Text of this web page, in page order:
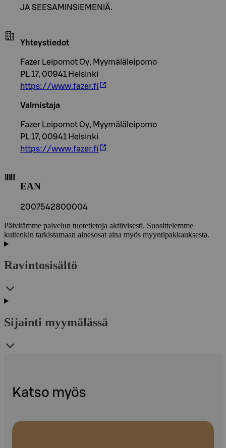
JA SEESAMINSIEMENIÄ.
Yhteystiedot
Fazer Leipomot Oy, Myymäläleipomo
PL 17, 00941 Helsinki
https://www.fazer.fi
Valmistaja
Fazer Leipomot Oy, Myymäläleipomo
PL 17, 00941 Helsinki
https://www.fazer.fi
EAN
2007542800004
Päivitämme palvelun tuotetietoja aktiivisesti. Suosittelemme
kuitenkin tarkistamaan ainesosat aina myös myyntipakkauksesta.
Ravintosisältö
Sijainti myymälässä
Katso myös